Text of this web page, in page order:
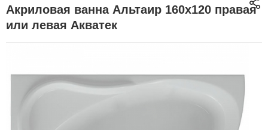
Акриловая ванна Альтаир 160х120 правая
или левая Акватек